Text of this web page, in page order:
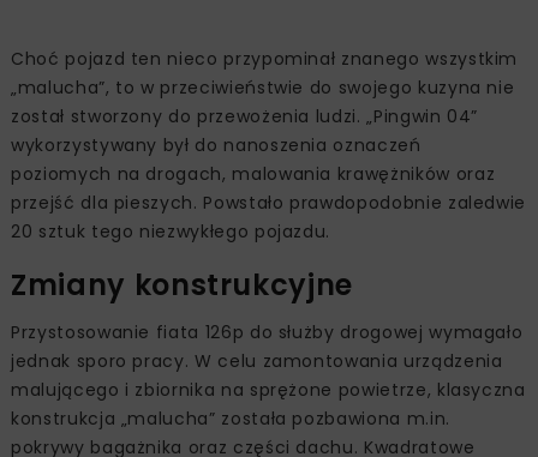
Choć pojazd ten nieco przypominał znanego wszystkim
„malucha”, to w przeciwieństwie do swojego kuzyna nie
został stworzony do przewożenia ludzi. „Pingwin 04”
wykorzystywany był do nanoszenia oznaczeń
poziomych na drogach, malowania krawężników oraz
przejść dla pieszych. Powstało prawdopodobnie zaledwie
20 sztuk tego niezwykłego pojazdu.
Zmiany konstrukcyjne
Przystosowanie fiata 126p do służby drogowej wymagało
jednak sporo pracy. W celu zamontowania urządzenia
malującego i zbiornika na sprężone powietrze, klasyczna
konstrukcja „malucha” została pozbawiona m.in.
pokrywy bagażnika oraz części dachu. Kwadratowe